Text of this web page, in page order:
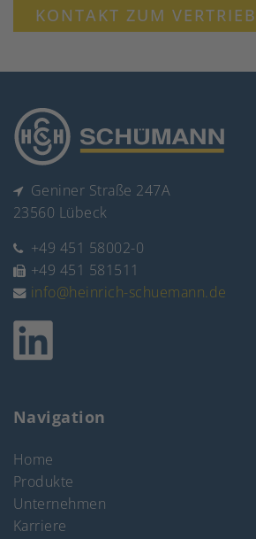
KONTAKT ZUM VERTRIEB
Geniner Straße 247A
23560 Lübeck
+49 451 58002-0
+49 451 581511
info@heinrich-schuemann.de
Navigation
Home
Produkte
Unternehmen
Karriere